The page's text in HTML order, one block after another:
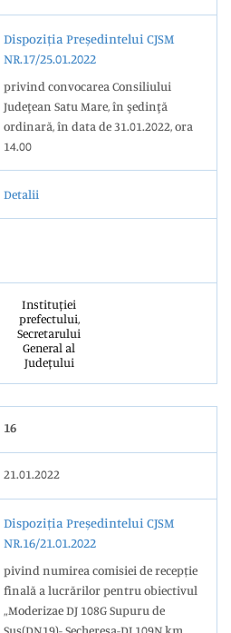
Dispoziția Președintelui CJSM
NR.17/25.01.2022
privind convocarea Consiliului
Judeţean Satu Mare, în şedinţă
ordinară, în data de 31.01.2022, ora
14.00
Detalii
Instituției
prefectului,
Secretarului
General al
Județului
16
21.01.2022
Dispoziția Președintelui CJSM
NR.16/21.01.2022
pivind numirea comisiei de recepție
finală a lucrărilor pentru obiectivul
„Moderizae DJ 108G Supuru de